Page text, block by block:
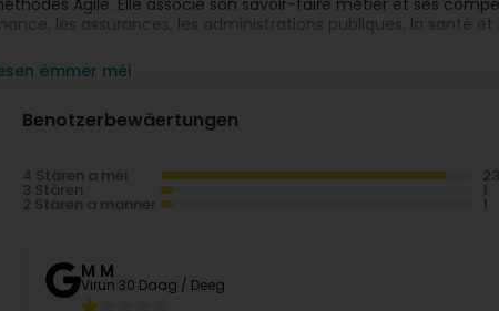
Agile. Elle associe son savoir-faire métier et ses
les assurances, les administrations publiques, la santé et
est le partenaire premium des projets innovants pour ses
ses clients dans la réalisation de leurs projets avec des
collaborateurs à imaginer d'autres façons d'utiliser le potentiel
anticipe les impacts des innovations technologiques sur les
ëmmer méi
Benotzerbewäertungen
4 Stären a méi
3 Stären
2 Stären a manner
M M
Virun 30 Daag / Deeg